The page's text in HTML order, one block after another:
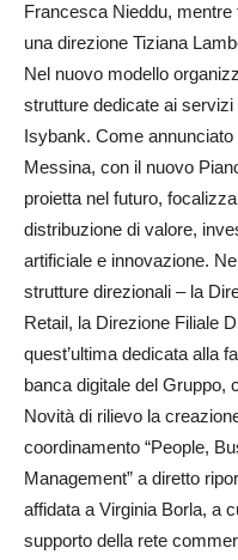
Francesca Nieddu, mentre
una direzione Tiziana
Nel nuovo modello
strutture dedicate ai
Isybank. Come
Messina, con il nuovo
proietta nel futuro,
distribuzione di valore,
artificiale e innovazione.
strutture direzionali – la
Retail, la Direzione Filiale
quest’ultima dedicata alla
banca digitale del Gruppo,
Novità di rilievo la
coordinamento “People,
Management” a diretto
affidata a Virginia Borla, a
supporto della rete